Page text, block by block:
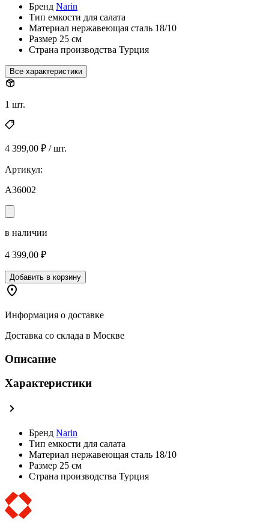
Бренд Narin
Тип емкости для салата
Материал нержавеющая сталь 18/10
Размер 25 см
Страна производства Турция
Все характеристики
1 шт.
4 399,00 ₽ / шт.
Артикул:
A36002
в наличии
4 399,00 ₽
Добавить в корзину
Информация о доставке
Доставка со склада в Москве
Описание
Характеристики
Бренд Narin
Тип емкости для салата
Материал нержавеющая сталь 18/10
Размер 25 см
Страна производства Турция